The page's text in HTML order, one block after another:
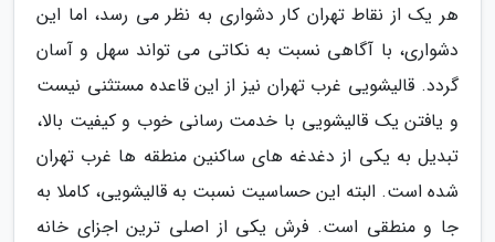
هر یک از نقاط تهران کار دشواری به نظر می رسد، اما این
دشواری، با آگاهی نسبت به نکاتی می تواند سهل و آسان
گردد. قالیشویی غرب تهران نیز از این قاعده مستثنی نیست
و یافتن یک قالیشویی با خدمت رسانی خوب و کیفیت بالا،
تبدیل به یکی از دغدغه های ساکنین منطقه ها غرب تهران
شده است. البته این حساسیت نسبت به قالیشویی، کاملا به
جا و منطقی است. فرش یکی از اصلی ترین اجزای خانه